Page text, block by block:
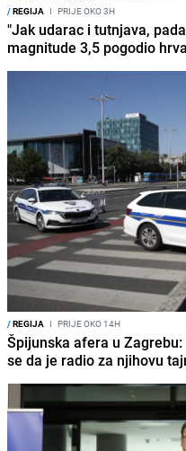
/REGIJA I PRIJE OKO 3H
"Jak udarac i tutnjava,
magnitude 3,5 pogodio
/REGIJA I PRIJE OKO 14H
Špijunska afera u
se da je radio za njihovu